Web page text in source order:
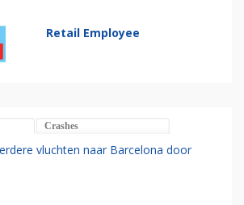
Retail Employee
Crashes
vluchten naar Barcelona door